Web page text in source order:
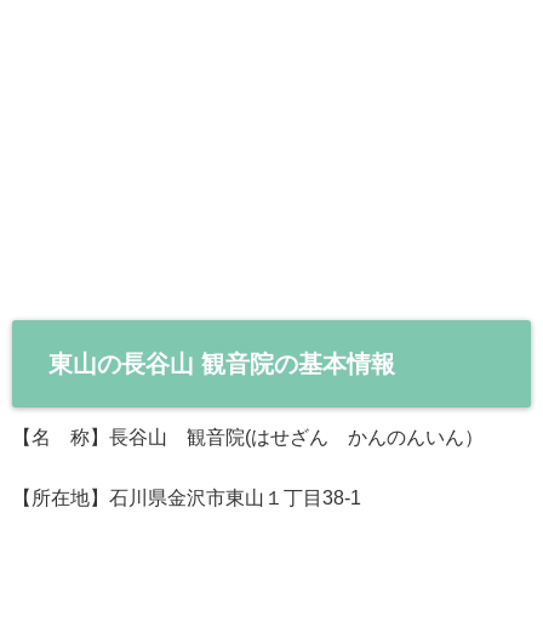
東山の長谷山 観音院の基本情報
【名 称】長谷山 観音院(はせざん かんのんいん）
【所在地】石川県金沢市東山１丁目38-1